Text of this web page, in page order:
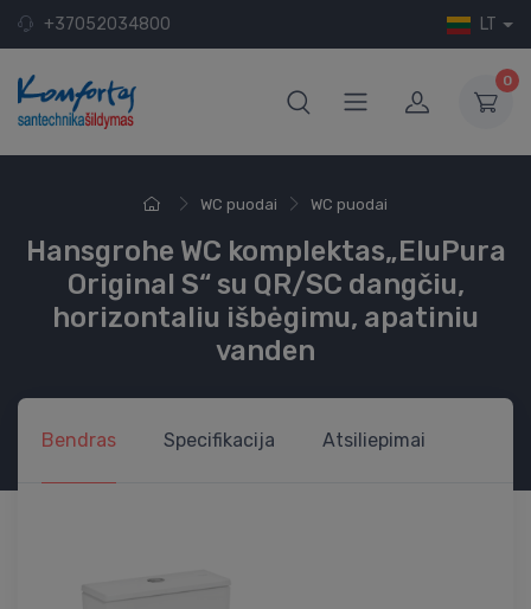
+37052034800 LT
0
WC puodai WC puodai
Hansgrohe WC komplektas„EluPura
Original S“ su QR/SC dangčiu,
horizontaliu išbėgimu, apatiniu
vanden
Bendras Specifikacija Atsiliepimai